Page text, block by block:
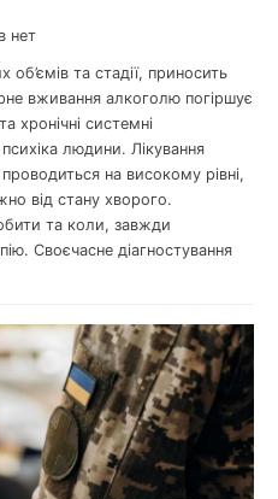
нет
та стадії, приносить
вживання алкоголю погіршує
хронічні системні
людини. Лікування
на високому рівні,
від стану хворого.
та коли, завжди
Своєчасне діагностування